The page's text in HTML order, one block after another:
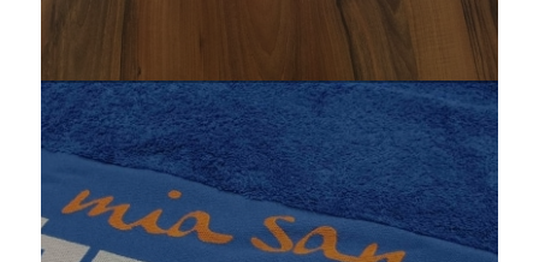
Saunatücher